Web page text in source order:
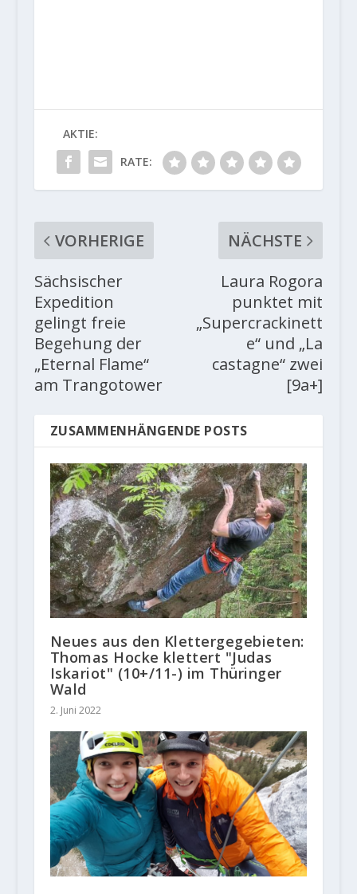
AKTIE:
RATE:
VORHERIGE
Sächsischer
Expedition
gelingt freie
Begehung der
„Eternal Flame“
am Trangotower
NÄCHSTE
Laura Rogora
punktet mit
„Supercrackinett
e“ und „La
castagne“ zwei
[9a+]
ZUSAMMENHÄNGENDE POSTS
Neues aus den Klettergegebieten:
Thomas Hocke klettert "Judas
Iskariot" (10+/11-) im Thüringer
Wald
2. Juni 2022